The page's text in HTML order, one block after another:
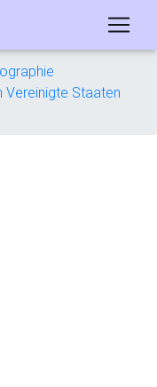
Vereinigte Staaten